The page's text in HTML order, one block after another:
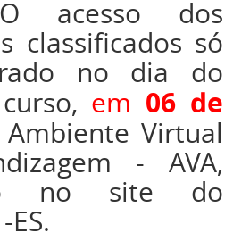
O acesso dos
classificados só
no dia do
em 06 de
Virtual
- AVA,
no site do